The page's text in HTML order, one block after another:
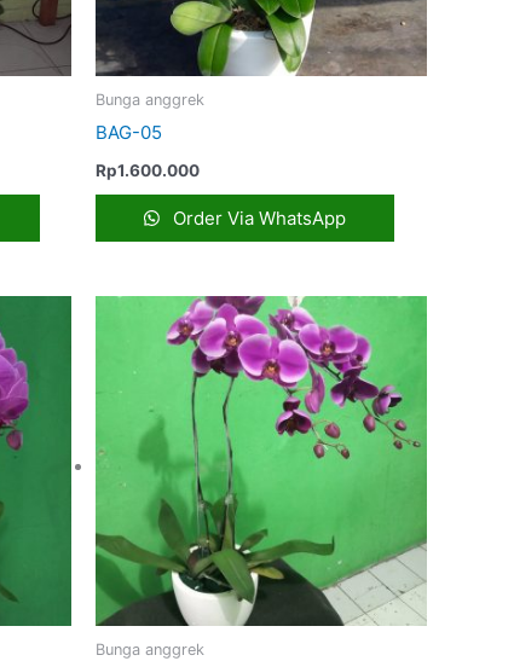
Bunga anggrek
BAG-05
Rp1.600.000
Order Via WhatsApp
Bunga anggrek